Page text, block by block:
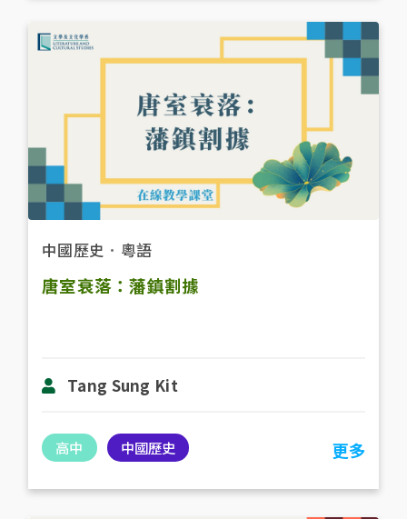
中國歷史 ． 粵語
唐室衰落：藩鎮割據
Tang Sung Kit
高中 中國歷史 更多